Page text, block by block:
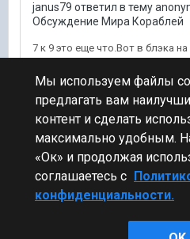
janus79 ответил в тему
Обсуждение Мира Кораблей
7 к 9 это еще что.Вот в блэка
какое ПТЗ стоит у Блэка?
5 ноя 2019, 14:27:13 41
Стиль
Мы используем файлы
предлагать вам
контент и сделать
максимально удобным.
«Ок» и продолжая
соглашаетесь с
конфиденциальности.